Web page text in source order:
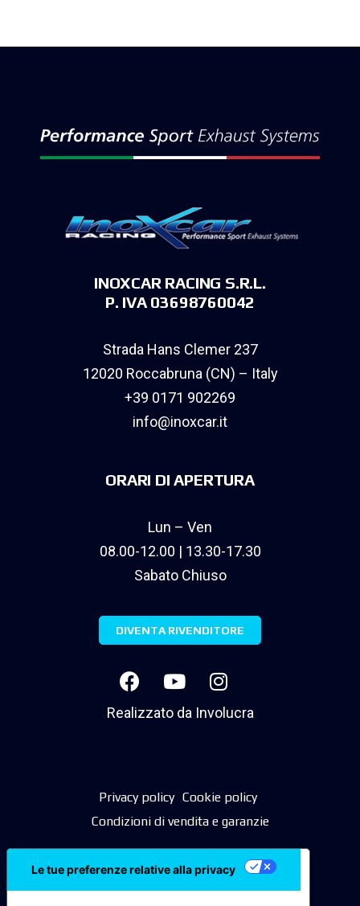
INOXCAR RACING S.R.L.
P. IVA 03698760042
Strada Hans Clemer 237
12020 Roccabruna (CN) – Italy
+39 0171 902269
info@inoxcar.it
ORARI DI APERTURA
Lun – Ven
08.00-12.00 | 13.30-17.30
Sabato Chiuso
DIVENTA RIVENDITORE
Realizzato da Involucra
Privacy policy Cookie policy
Condizioni di vendita e garanzie
Le tue preferenze relative alla privacy